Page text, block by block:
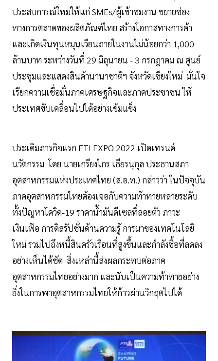
ประสบการณ์ใหม่ให้แก่ SMEs/ผู้เข้าชมงาน ขยายช่อง
ทางการตลาดของผลิตภัณฑ์ไทย สร้างโอกาสทางการค้า
และเกิดเงินทุนหมุนเวียนภายในงานไม่น้อยกว่า 1,000
ล้านบาท ระหว่างวันที่ 29 มิถุนายน - 3 กรกฎาคม ณ ศูนย์
ประชุมและแสดงสินค้านานาชาติฯ จังหวัดเชียงใหม่ มั่นใจ
เรียกความเชื่อมั่นภาคเศรษฐกิจและภาคประชาชน ให้
ประเทศขับเคลื่อนไปได้อย่างเข้มแข็ง
ประเดิมภารกิจแรก FTI EXPO 2022 เปิดเทรนด์
นวัตกรรม โดย นายเกรียงไกร เธียรนุกุล ประธานสภา
อุตสาหกรรมแห่งประเทศไทย (ส.อ.ท.) กล่าวว่า ในปัจจุบัน
ภาคอุตสาหกรรมไทยต้องเจอกับความท้าทายหลายระดับ
ทั้งปัญหาโควิด-19 ราคาน้ำมันดีเซลที่ลอยตัว ภาวะ
เงินเฟ้อ การดิสรัปชั่นด้านความรู้ การมาของเทคโนโลยี
ใหม่ รวมไปถึงหนี้สินครัวเรือนที่สูงขึ้นและกำลังซื้อที่ลดลง
อย่างเห็นได้ชัด สิ่งเหล่านี้ส่งผลกระทบต่อภาค
อุตสาหกรรมไทยอย่างมาก และนับเป็นความท้าทายอย่าง
ยิ่งในการพาอุตสาหกรรมไทยให้ก้าวผ่านวิกฤตไปได้